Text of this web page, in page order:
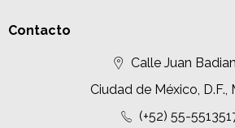
Contacto
Calle Juan
Ciudad de México, D.F.,
(+52) 55-